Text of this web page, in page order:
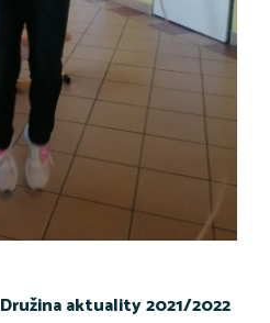
Družina aktuality 2021/2022